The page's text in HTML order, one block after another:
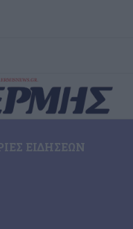
ΕΙΔΉΣΕΩΝ